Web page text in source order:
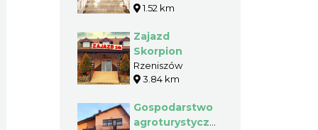
Zacisze
1.52 km
Zajazd
Skorpion
Rzeniszów
3.84 km
Gospodarstwo
agroturystyczne